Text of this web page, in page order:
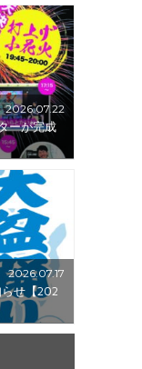
2026.07.22
ーが完成
2026.07.17
せ【202